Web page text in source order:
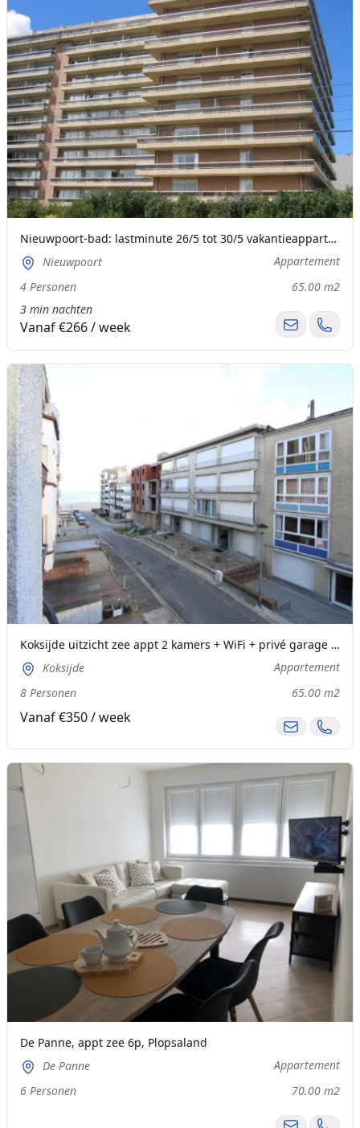
Nieuwpoort-bad: lastminute 26/5 tot 30/5 vakantieappartement 1-4 personen groot terras
Nieuwpoort
Appartement
4 Personen
65.00 m2
3 min nachten
Vanaf €266 / week
Koksijde uitzicht zee appt 2 kamers + WiFi + privé garage gratis
Koksijde
Appartement
8 Personen
65.00 m2
Vanaf €350 / week
De Panne, appt zee 6p, Plopsaland
De Panne
Appartement
6 Personen
70.00 m2